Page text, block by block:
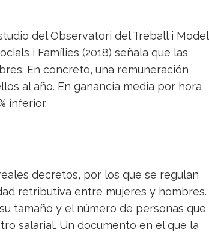
del Observatori del Treball i Model
i Famílies (2018) señala que las
En concreto, una remuneración
al año. En ganancia media por hora
inferior.
decretos, por los que se regulan
retributiva entre mujeres y hombres.
tamaño y el número de personas que
salarial. Un documento en el que la